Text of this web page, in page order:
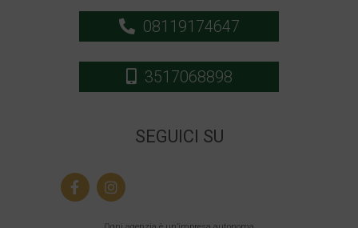
08119174647
3517068898
SEGUICI SU